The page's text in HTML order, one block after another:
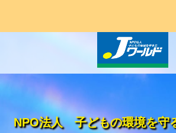
NPO法人 子どもの環境を守